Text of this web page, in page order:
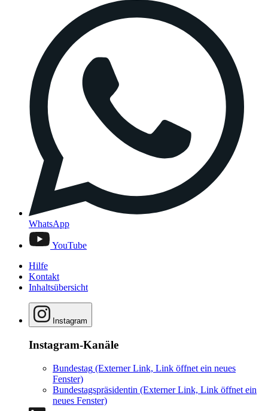
WhatsApp
YouTube
Hilfe
Kontakt
Inhaltsübersicht
Instagram
Instagram-Kanäle
Bundestag (Externer Link, Link öffnet ein neues
Fenster)
Bundestagspräsidentin (Externer Link, Link öffnet ein
neues Fenster)